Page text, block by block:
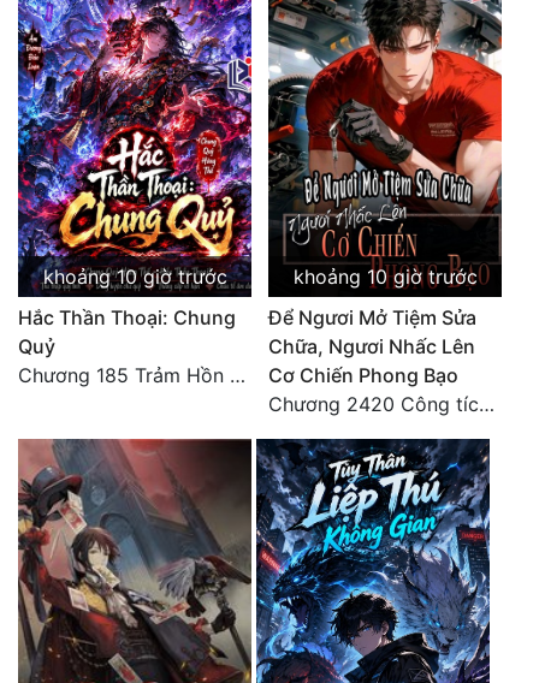
Tu Chân
Tu Tiên
Tội Phạm
Vô Địch
Võ Hiệp
Võng Du
Xuyên Không
Xuyên Nhanh
Xuyên Thư
Điền Văn
Đô Thị
Đông Phương
Đông Phương Huyền Huyễn
khoảng 10 giờ trước
Hắc Thần Thoại: Chung
Quỷ
Chương 185 Trảm Hồn Đao Cơ Trương Ngưng Dao
khoảng 10 giờ trước
Để Ngươi Mở Tiệm Sửa
Chữa, Ngươi Nhấc Lên
Cơ Chiến Phong Bạo
Chương 2420 Công tích vĩ đại!! Cơ Tu Chi Thần?!